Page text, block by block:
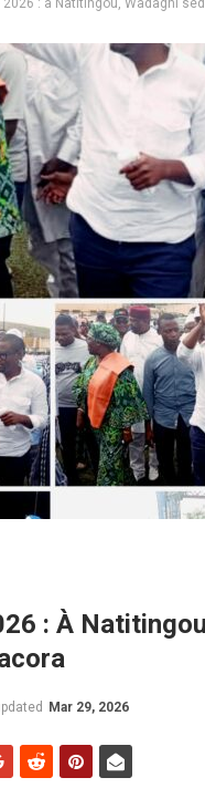
: à Natitingou, Wadagni
: À
Mar 29, 2026